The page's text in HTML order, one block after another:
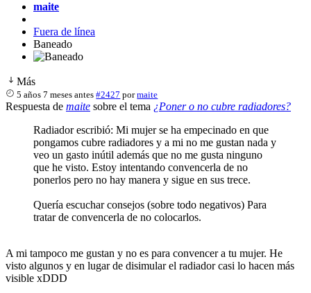
maite
Fuera de línea
Baneado
Más
5 años 7 meses antes #2427 pormaite
Respuesta de maite sobre el tema ¿Poner o no cubre radiadores?
Radiador escribió: Mi mujer se ha empecinado en que
pongamos cubre radiadores y a mi no me gustan nada y
veo un gasto inútil además que no me gusta ninguno
que he visto. Estoy intentando convencerla de no
ponerlos pero no hay manera y sigue en sus trece.
Quería escuchar consejos (sobre todo negativos) Para
tratar de convencerla de no colocarlos.
A mi tampoco me gustan y no es para convencer a tu mujer. He
visto algunos y en lugar de disimular el radiador casi lo hacen más
visible xDDD